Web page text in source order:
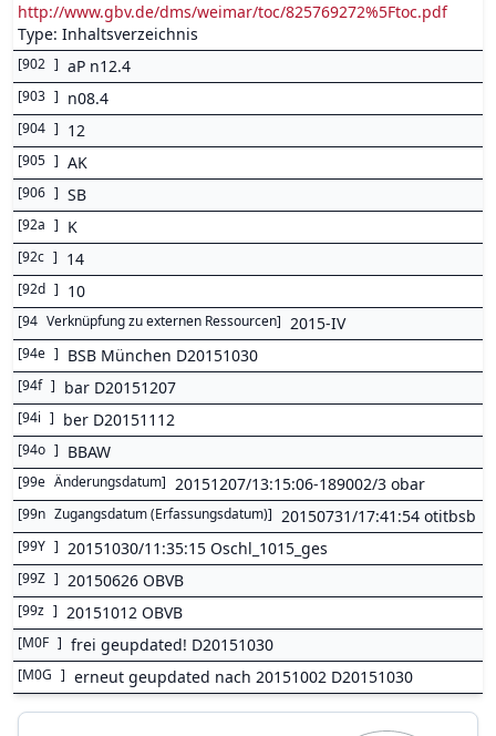
http://www.gbv.de/dms/weimar/toc/825769272%5Ftoc.pdf
Type: Inhaltsverzeichnis
[902 ] aP n12.4
[903 ] n08.4
[904 ] 12
[905 ] AK
[906 ] SB
[92a ] K
[92c ] 14
[92d ] 10
[94 Verknüpfung zu externen Ressourcen] 2015-IV
[94e ] BSB München D20151030
[94f ] bar D20151207
[94i ] ber D20151112
[94o ] BBAW
[99e Änderungsdatum] 20151207/13:15:06-189002/3 obar
[99n Zugangsdatum (Erfassungsdatum)] 20150731/17:41:54 otitbsb
[99Y ] 20151030/11:35:15 Oschl_1015_ges
[99Z ] 20150626 OBVB
[99z ] 20151012 OBVB
[M0F ] frei geupdated! D20151030
[M0G ] erneut geupdated nach 20151002 D20151030